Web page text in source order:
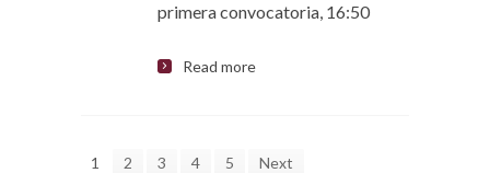
primera convocatoria, 16:50
Read more
1 2 3 4 5 Next